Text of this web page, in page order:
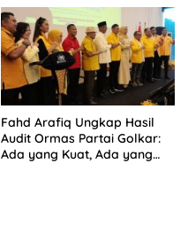
Fahd Arafiq Ungkap Hasil
Audit Ormas Partai Golkar:
Ada yang Kuat, Ada yang